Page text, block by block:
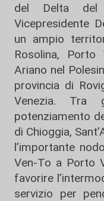
del Delta
Vicepresidente
un ampio
Rosolina, Porto
Ariano nel
provincia di
Venezia. Tra
potenziamento
di Chioggia,
l’importante
Ven-To a Porto
favorire
servizio per